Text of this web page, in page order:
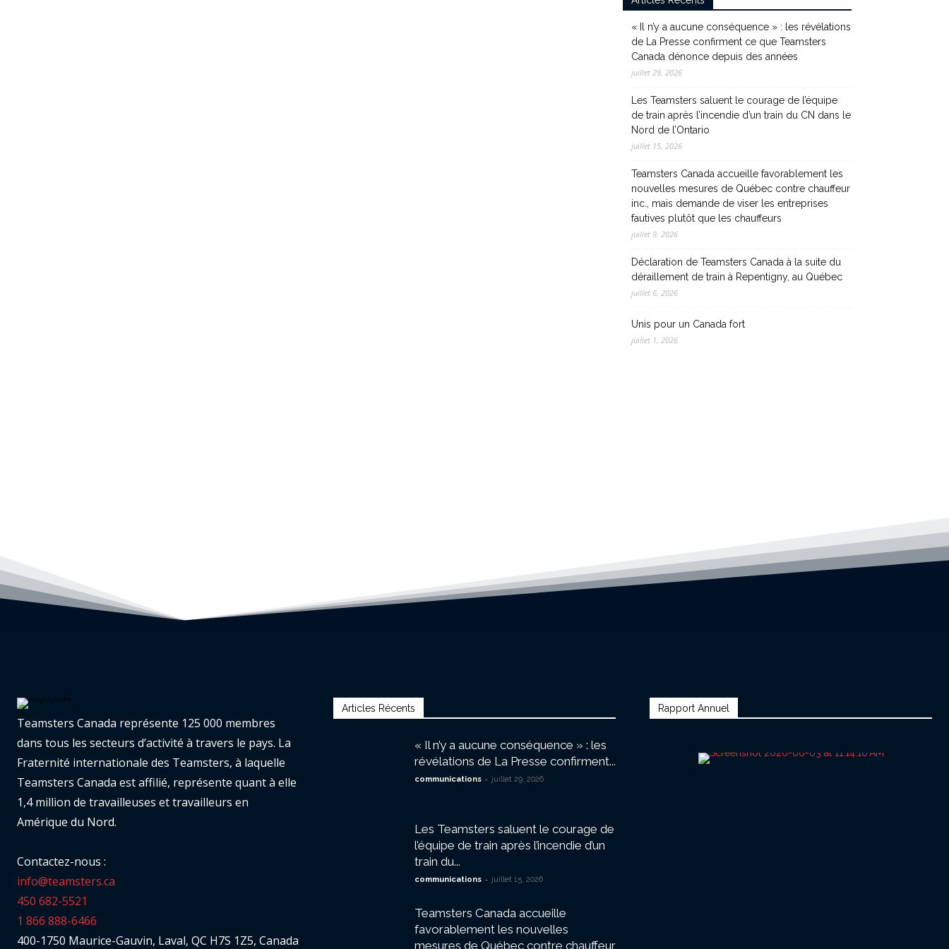
« Il n’y a aucune conséquence » : les révélations
de La Presse confirment ce que Teamsters
Canada dénonce depuis des années
juillet 29, 2026
Les Teamsters saluent le courage de l’équipe
de train après l’incendie d’un train du CN dans le
Nord de l’Ontario
juillet 15, 2026
Teamsters Canada accueille favorablement les
nouvelles mesures de Québec contre chauffeur
inc., mais demande de viser les entreprises
fautives plutôt que les chauffeurs
juillet 9, 2026
Déclaration de Teamsters Canada à la suite du
déraillement de train à Repentigny, au Québec
juillet 6, 2026
Unis pour un Canada fort
juillet 1, 2026
Teamsters Canada représente 125 000 membres
dans tous les secteurs d’activité à travers le pays. La
Fraternité internationale des Teamsters, à laquelle
Teamsters Canada est affilié, représente quant à elle
1,4 million de travailleuses et travailleurs en
Amérique du Nord.
Contactez-nous :
info@teamsters.ca
450 682-5521
1 866 888-6466
400-1750 Maurice-Gauvin, Laval, QC H7S 1Z5, Canada
Articles Récents
« Il n’y a aucune conséquence » : les
révélations de La Presse confirment...
communications - juillet 29, 2026
Les Teamsters saluent le courage de
l’équipe de train après l’incendie d’un
train du...
communications - juillet 15, 2026
Teamsters Canada accueille
favorablement les nouvelles
mesures de Québec contre chauffeur
Rapport Annuel